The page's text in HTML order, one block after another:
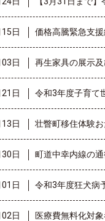
日 価格高騰緊急支
日 再生家具の展示
日 令和3年度子育て
日 壮瞥町移住体験
日 町道中幸内線の
日 令和3年度狂犬病
日 医療費無料化対